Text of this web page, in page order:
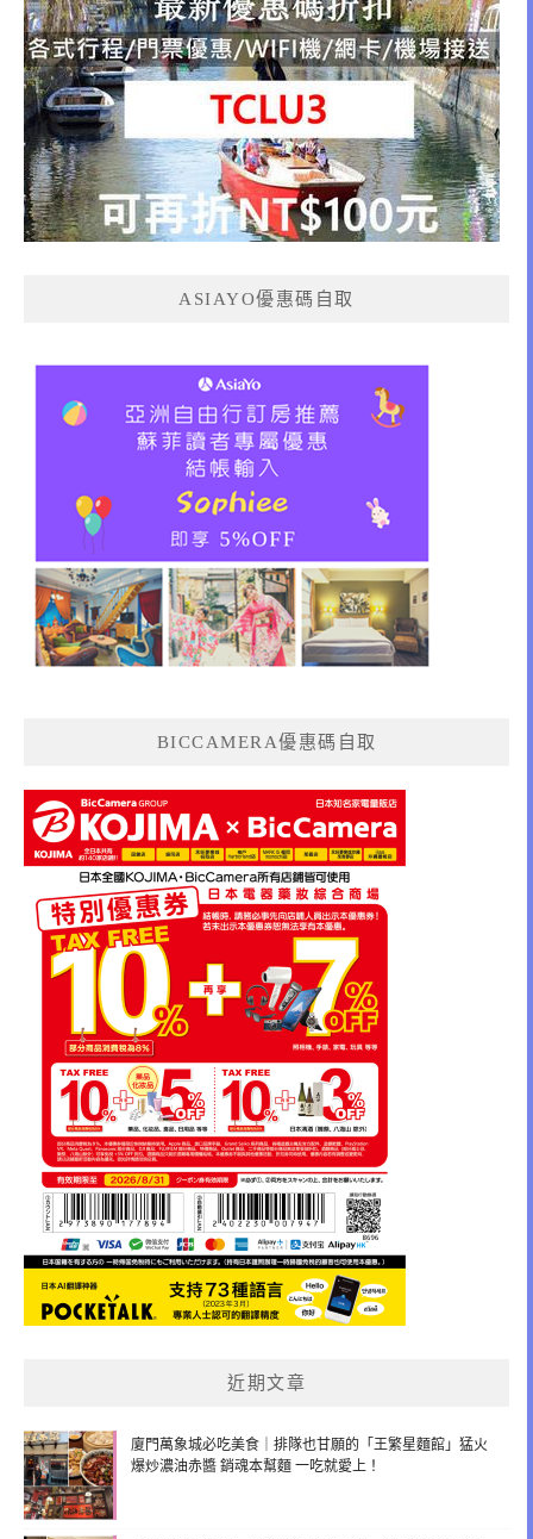
ASIAYO優惠碼自取
BICCAMERA優惠碼自取
近期文章
廈門萬象城必吃美食｜排隊也甘願的「王繁星麵館」猛火
爆炒濃油赤醬 銷魂本幫麵 一吃就愛上！